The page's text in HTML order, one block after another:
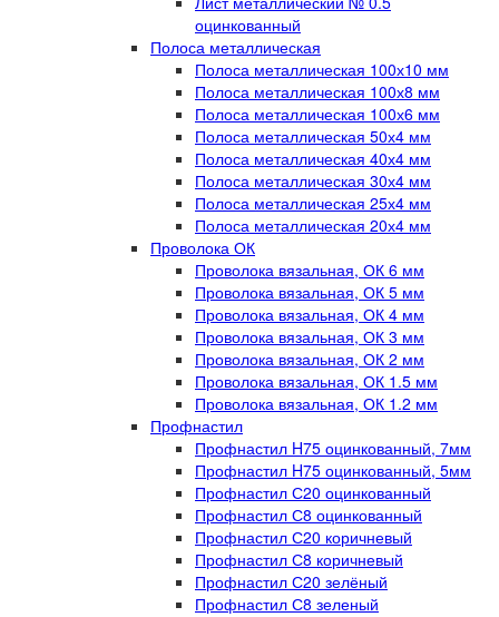
оцинкованный
Полоса металлическая
Полоса металлическая 100х10 мм
Полоса металлическая 100х8 мм
Полоса металлическая 100х6 мм
Полоса металлическая 50х4 мм
Полоса металлическая 40х4 мм
Полоса металлическая 30х4 мм
Полоса металлическая 25х4 мм
Полоса металлическая 20х4 мм
Проволока ОК
Проволока вязальная, ОК 6 мм
Проволока вязальная, ОК 5 мм
Проволока вязальная, ОК 4 мм
Проволока вязальная, ОК 3 мм
Проволока вязальная, ОК 2 мм
Проволока вязальная, ОК 1.5 мм
Проволока вязальная, ОК 1.2 мм
Профнастил
Профнастил H75 оцинкованный, 7мм
Профнастил H75 оцинкованный, 5мм
Профнастил С20 оцинкованный
Профнастил С8 оцинкованный
Профнастил С20 коричневый
Профнастил С8 коричневый
Профнастил С20 зелёный
Профнастил С8 зеленый